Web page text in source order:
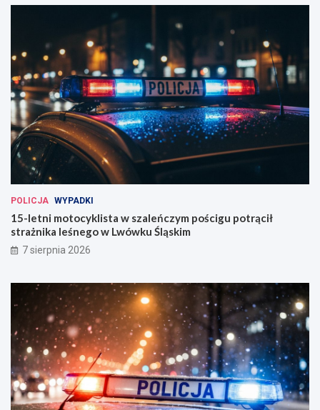
POLICJA WYPADKI
15-letni motocyklista w szaleńczym pościgu potrącił
strażnika leśnego w Lwówku Śląskim
7 sierpnia 2026